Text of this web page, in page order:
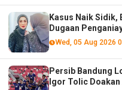
Kasus Naik Sidik,
Dugaan
Wed, 05 Aug 2026
Persib Bandung
Igor Tolic